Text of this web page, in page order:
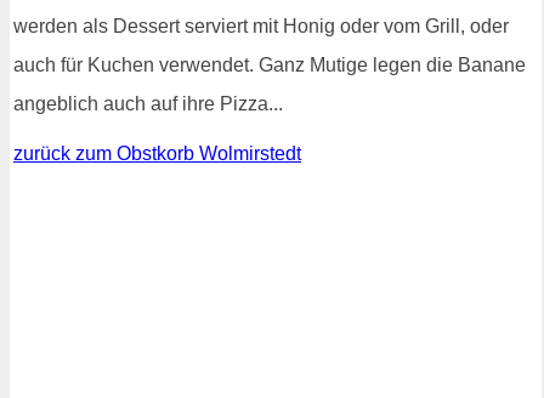
werden als Dessert serviert mit Honig oder vom Grill, oder
auch für Kuchen verwendet. Ganz Mutige legen die Banane
angeblich auch auf ihre Pizza...
zurück zum Obstkorb Wolmirstedt